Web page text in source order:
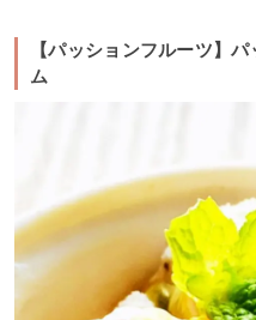
【パッションフルーツ】
ム